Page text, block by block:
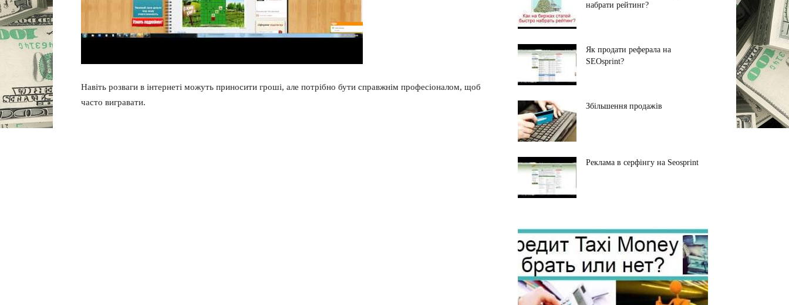
Навіть розваги в інтернеті можуть приносити гроші, але потрібно бути справжнім професіоналом, щоб
часто вигравати.
набрати рейтинг?
Як продати реферала на
SEOsprint?
Збільшення продажів
Реклама в серфінгу на Seosprint